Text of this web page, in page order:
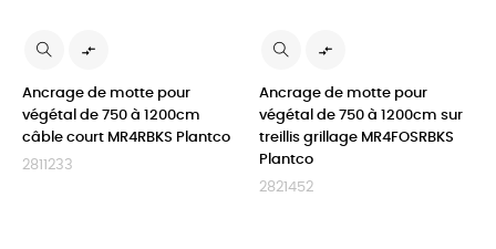

Ancrage de motte pour
végétal de 750 à 1200cm
câble court MR4RBKS Plantco
2811233

Ancrage de motte pour
végétal de 750 à 1200cm sur
treillis grillage MR4FOSRBKS
Plantco
2821452